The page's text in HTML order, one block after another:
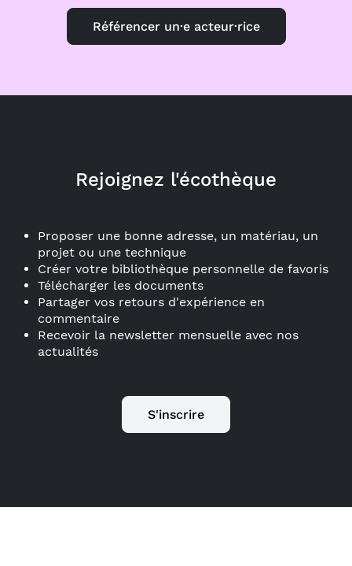
Référencer un·e acteur·rice
Rejoignez l'écothèque
Proposer une bonne adresse, un matériau, un
projet ou une technique
Créer votre bibliothèque personnelle de favoris
Télécharger les documents
Partager vos retours d'expérience en
commentaire
Recevoir la newsletter mensuelle avec nos
actualités
S'inscrire